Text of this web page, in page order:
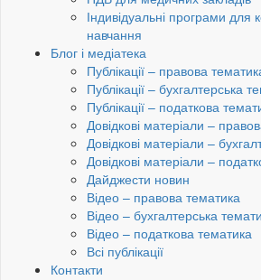
Індивідуальні програми для
навчання
Блог і медіатека
Публікації – правова
Публікації – бухгалтерська
Публікації – податкова
Довідкові матеріали –
Довідкові матеріали –
Довідкові матеріали –
Дайджести новин
Відео – правова тематика
Відео – бухгалтерська
Відео – податкова тематика
Всі публікації
Контакти